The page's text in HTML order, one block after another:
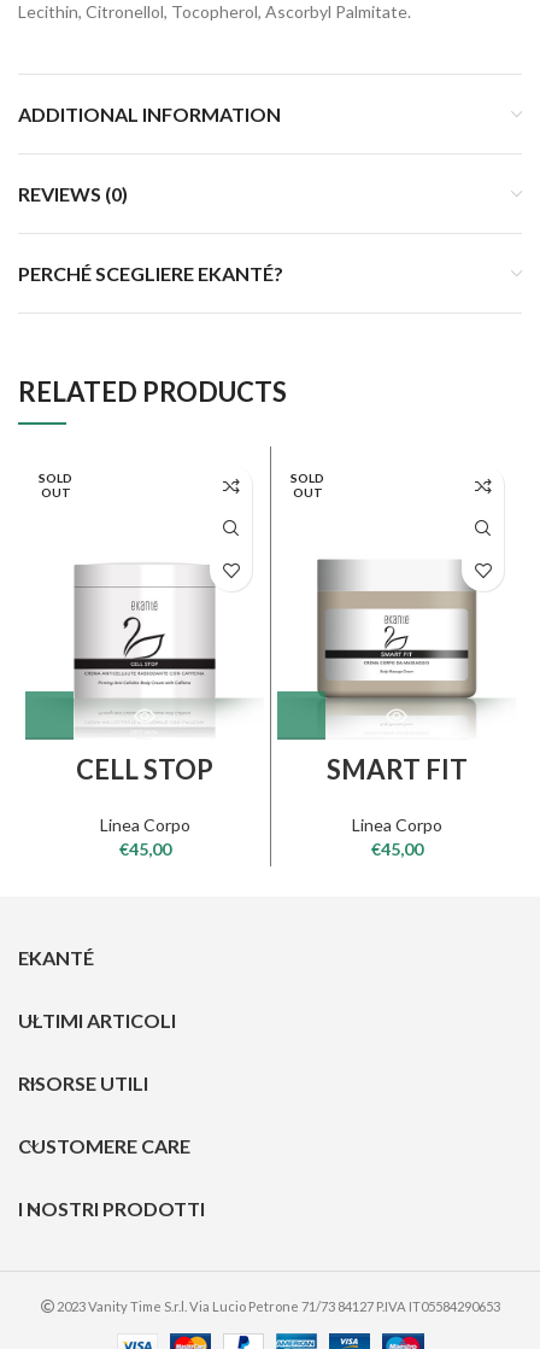
Lecithin, Citronellol, Tocopherol, Ascorbyl Palmitate.
ADDITIONAL INFORMATION
REVIEWS (0)
PERCHÉ SCEGLIERE EKANTÉ?
RELATED PRODUCTS
SOLD
OUT
CELL STOP
Linea Corpo
€45,00
SOLD
OUT
SMART FIT
Linea Corpo
€45,00
EKANTÉ
ULTIMI ARTICOLI
RISORSE UTILI
CUSTOMERE CARE
I NOSTRI PRODOTTI
2023 Vanity Time S.r.l. Via Lucio Petrone 71/73 84127 P.IVA IT05584290653